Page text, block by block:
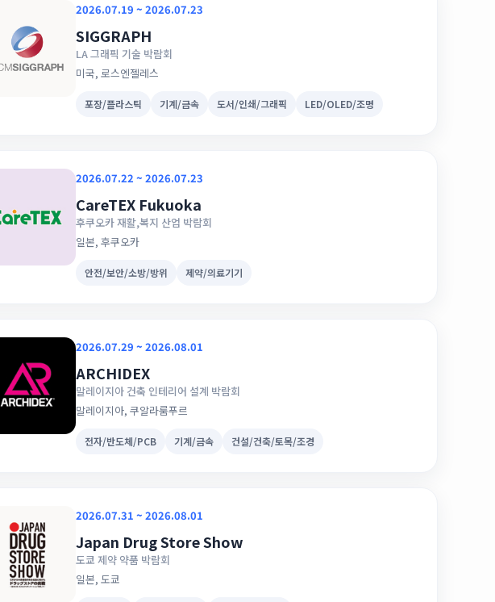
2026.07.19 ~ 2026.07.23
SIGGRAPH
LA 그래픽 기술 박람회
미국, 로스엔젤레스
포장/플라스틱 기계/금속 도서/인쇄/그래픽 LED/OLED/조명
2026.07.22 ~ 2026.07.23
CareTEX Fukuoka
후쿠오카 재활,복지 산업 박람회
일본, 후쿠오카
안전/보안/소방/방위 제약/의료기기
2026.07.29 ~ 2026.08.01
ARCHIDEX
말레이지아 건축 인테리어 설계 박람회
말레이지아, 쿠알라룸푸르
전자/반도체/PCB 기계/금속 건설/건축/토목/조경
2026.07.31 ~ 2026.08.01
Japan Drug Store Show
도쿄 제약 약품 박람회
일본, 도쿄